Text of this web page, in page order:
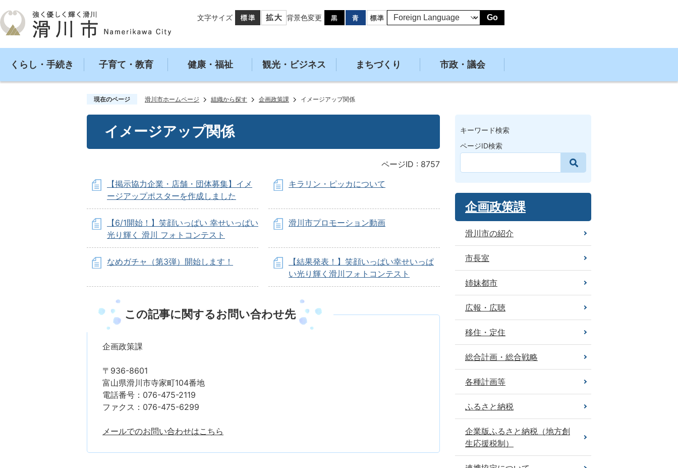
文字サイズ 背景色変更 Go
くらし・手続き 子育て・教育 健康・福祉 観光・ビジネス まちづくり 市政・議会
現在のページ 滑川市ホームページ 組織から探す 企画政策課 イメージアップ関係
イメージアップ関係
ページID : 8757
【掲示協力企業・店舗・団体募集】イメ
ージアップポスターを作成しました
キラリン・ピッカについて
【6/1開始！】笑顔いっぱい 幸せいっぱい
光り輝く 滑川 フォトコンテスト
滑川市プロモーション動画
なめガチャ（第3弾）開始します！
【結果発表！】笑顔いっぱい幸せいっぱ
い光り輝く滑川フォトコンテスト
この記事に関するお問い合わせ先
企画政策課
〒936-8601
富山県滑川市寺家町104番地
電話番号：076-475-2119
ファクス：076-475-6299
メールでのお問い合わせはこちら
キーワード検索
ページID検索
企画政策課
滑川市の紹介
市長室
姉妹都市
広報・広聴
移住・定住
総合計画・総合戦略
各種計画等
ふるさと納税
企業版ふるさと納税（地方創
生応援税制）